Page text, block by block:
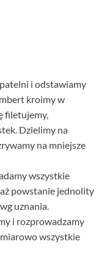
i odstawiamy
kroimy w
filetujemy,
Dzielimy na
na mniejsze
wszystkie
powstanie jednolity
uznania.
i rozprowadzamy
wszystkie